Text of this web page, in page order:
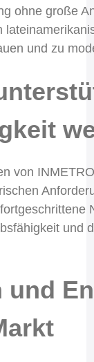
ohne große
und zu
von
und
und